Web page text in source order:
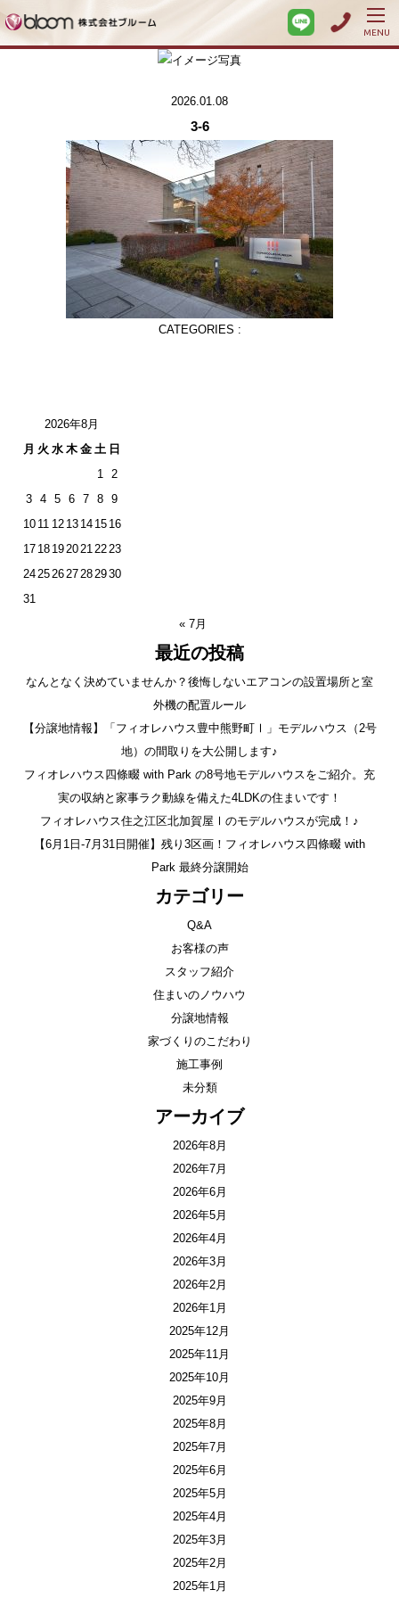
MENU
2026.01.08
3-6
CATEGORIES :
2026年8月
月 火 水 木 金 土 日
1
2
3
4 5 6 7 8
9
10 11 12 13 14 15 16
17 18 1920212223
24252627282930
31
« 7月
最近の投稿
なんとなく決めていませんか？後悔しないエアコンの設置場所と室
外機の配置ルール
【分譲地情報】「フィオレハウス豊中熊野町Ⅰ」モデルハウス（2号
地）の間取りを大公開します♪
フィオレハウス四條畷 with Park の8号地モデルハウスをご紹介。充
実の収納と家事ラク動線を備えた4LDKの住まいです！
フィオレハウス住之江区北加賀屋Ⅰのモデルハウスが完成！♪
【6月1日-7月31日開催】残り3区画！フィオレハウス四條畷 with
Park 最終分譲開始
カテゴリー
Q&A
お客様の声
スタッフ紹介
住まいのノウハウ
分譲地情報
家づくりのこだわり
施工事例
未分類
アーカイブ
2026年8月
2026年7月
2026年6月
2026年5月
2026年4月
2026年3月
2026年2月
2026年1月
2025年12月
2025年11月
2025年10月
2025年9月
2025年8月
2025年7月
2025年6月
2025年5月
2025年4月
2025年3月
2025年2月
2025年1月